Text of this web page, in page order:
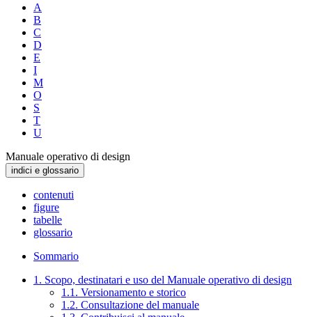
A
B
C
D
E
I
M
O
S
T
U
Manuale operativo di design
indici e glossario
contenuti
figure
tabelle
glossario
Sommario
1. Scopo, destinatari e uso del Manuale operativo di design
1.1. Versionamento e storico
1.2. Consultazione del manuale